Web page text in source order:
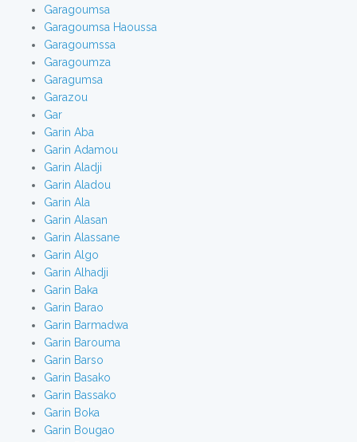
Garagoumsa
Garagoumsa Haoussa
Garagoumssa
Garagoumza
Garagumsa
Garazou
Gar
Garin Aba
Garin Adamou
Garin Aladji
Garin Aladou
Garin Ala
Garin Alasan
Garin Alassane
Garin Algo
Garin Alhadji
Garin Baka
Garin Barao
Garin Barmadwa
Garin Barouma
Garin Barso
Garin Basako
Garin Bassako
Garin Boka
Garin Bougao